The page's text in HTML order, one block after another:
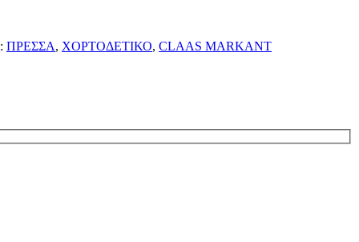
ΠΡΕΣΣΑ, ΧΟΡΤΟΔΕΤΙΚΟ, CLAAS MARKANT